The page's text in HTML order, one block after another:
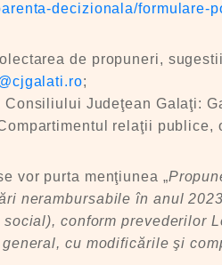
decizionala/formulare-
de propuneri,
;
Consiliului Judeţean Galaţi:
relaţii publice,
vor purta menţiunea „
nerambursabile în anul
conform prevederilor
cu modificările şi